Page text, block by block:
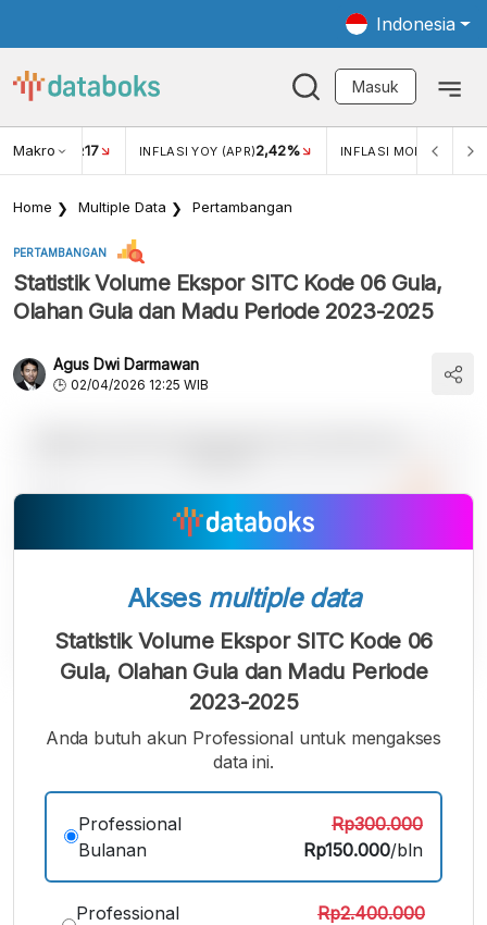
Indonesia
Masuk
Makro
USD/IDR 17 INFLASI YOY (APR)2,42% INFLASI MOM (MAR)
Home Multiple Data Pertambangan
PERTAMBANGAN
Statistik Volume Ekspor SITC Kode 06 Gula,
Olahan Gula dan Madu Periode 2023-2025
Agus Dwi Darmawan
02/04/2026 12:25 WIB
Font
A
FontFont
Besar
Akses multiple data
Statistik Volume Ekspor SITC Kode 06
Gula, Olahan Gula dan Madu Periode
2023-2025
Anda butuh akun Professional untuk mengakses
data ini.
Professional
Bulanan
Rp300.000
Rp150.000/bln
Professional
Rp2.400.000